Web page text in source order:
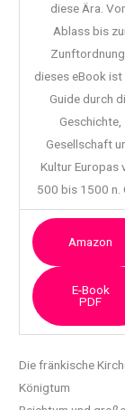
diese Ära.
Ablass bis
dieses eBook ist
Guide durch
Geschichte,
Gesellschaft
Kultur Europas
500 bis 1500 n.
Amazon
E-Book
PDF
Die fränkische
Königtum